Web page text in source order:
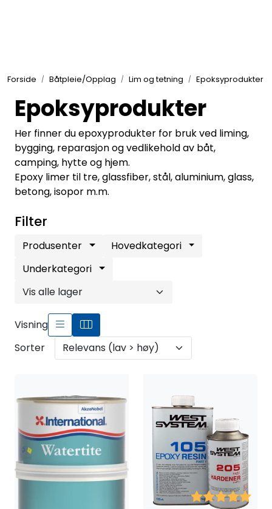
Forside Båtpleie/Opplag Lim og tetning Epoksyprodukter
Epoksyprodukter
Her finner du epoxyprodukter for bruk ved liming,
bygging, reparasjon og vedlikehold av båt,
camping, hytte og hjem.
Epoxy limer til tre, glassfiber, stål, aluminium, glass,
betong, isopor m.m.
Filter
Produsenter
Hovedkategori
Underkategori
Visning
Sorter
Karakter:
Elektrisk
Bygg/Innredning
Komfort
VVS
Fortøyning
Fritid/Sikkerhet
Båtpleie/Opplag
Outlet
Kampanje